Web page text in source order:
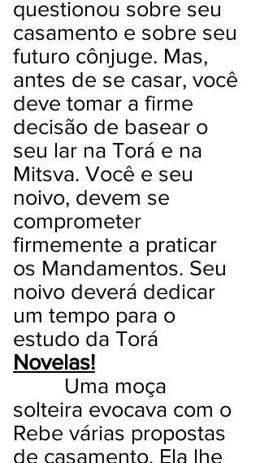
questionou sobre seu
casamento e sobre seu
futuro cônjuge. Mas,
antes de se casar, você
deve tomar a firme
decisão de basear o
seu lar na Torá e na
Mitsva. Você e seu
noivo, devem se
comprometer
firmemente a praticar
os Mandamentos. Seu
noivo deverá dedicar
um tempo para o
estudo da Torá
Novelas!
Uma moça
solteira evocava com o
Rebe várias propostas
de casamento. Ela lhe